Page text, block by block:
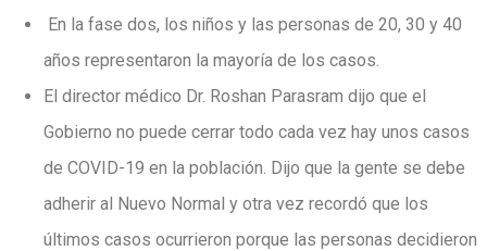
En la fase dos, los niños y las personas de 20, 30 y 40
años representaron la mayoría de los casos.
El director médico Dr. Roshan Parasram dijo que el
Gobierno no puede cerrar todo cada vez hay unos casos
de COVID-19 en la población. Dijo que la gente se debe
adherir al Nuevo Normal y otra vez recordó que los
últimos casos ocurrieron porque las personas decidieron